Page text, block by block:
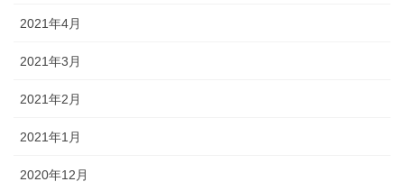
2021年4月
2021年3月
2021年2月
2021年1月
2020年12月